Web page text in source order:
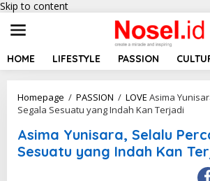
Skip to content
HOME LIFESTYLE PASSION
Homepage / PASSION / LOVE Asima
Segala Sesuatu yang Indah Kan Terjadi
Asima Yunisara, Selalu
Sesuatu yang Indah Kan